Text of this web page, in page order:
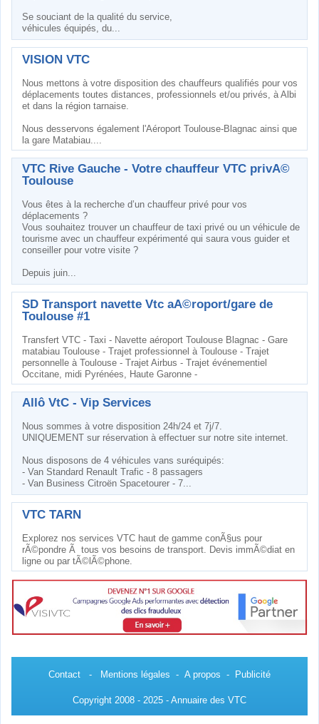
Se souciant de la qualité du service,
véhicules équipés, du...
VISION VTC
Nous mettons à votre disposition des chauffeurs qualifiés pour vos
déplacements toutes distances, professionnels et/ou privés, à Albi
et dans la région tarnaise.
Nous desservons également l'Aéroport Toulouse-Blagnac ainsi que
la gare Matabiau....
VTC Rive Gauche - Votre chauffeur VTC privÃ©
Toulouse
Vous êtes à la recherche d’un chauffeur privé pour vos
déplacements ?
Vous souhaitez trouver un chauffeur de taxi privé ou un véhicule de
tourisme avec un chauffeur expérimenté qui saura vous guider et
conseiller pour votre visite ?
Depuis juin...
SD Transport navette Vtc aÃ©roport/gare de
Toulouse #1
Transfert VTC - Taxi - Navette aéroport Toulouse Blagnac - Gare
matabiau Toulouse - Trajet professionnel à Toulouse - Trajet
personnelle à Toulouse - Trajet Airbus - Trajet événementiel
Occitane, midi Pyrénées, Haute Garonne -
Allô VtC - Vip Services
Nous sommes à votre disposition 24h/24 et 7j/7.
UNIQUEMENT sur réservation à effectuer sur notre site internet.
Nous disposons de 4 véhicules vans suréquipés:
- Van Standard Renault Trafic - 8 passagers
- Van Business Citroën Spacetourer - 7...
VTC TARN
Explorez nos services VTC haut de gamme conÃ§us pour
rÃ©pondre Ã tous vos besoins de transport. Devis immÃ©diat en
ligne ou par tÃ©lÃ©phone.
Contact - Mentions légales - A propos - Publicité
Copyright 2008 - 2025 - Annuaire des VTC